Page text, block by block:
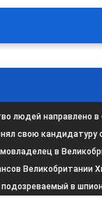
людей направлено в
с радикал:
свою кандидатуру
общест:
в
на испо:
Великобритании
28 октя:
в